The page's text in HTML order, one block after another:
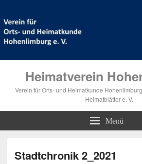
Heimatverein
Verein für Orts- und Heimatkunde
Heimatblätter e. V.
Menü
Stadtchronik 2_2021